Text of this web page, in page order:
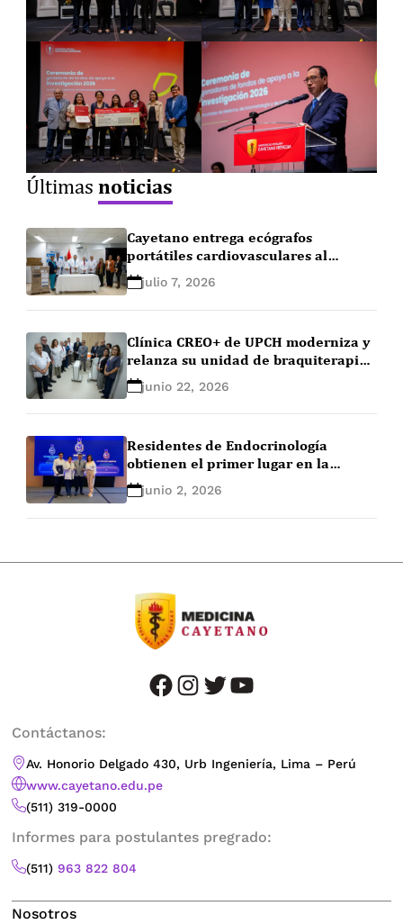
Últimasnoticias
Cayetano entrega ecógrafos
portátiles cardiovasculares al
Instituto Nacional Cardiovascular
para fortalecer la atención
asistencial
julio 7, 2026
Clínica CREO+ de UPCH moderniza y
relanza su unidad de braquiterapia
como único centro de
radiooncología de Lima Norte
junio 22, 2026
Residentes de Endocrinología
obtienen el primer lugar en la
EndoLeague 2026
junio 2, 2026
facebook instagram twitter youtube
Contáctanos:
Av. Honorio Delgado 430, Urb Ingeniería, Lima – Perú
www.cayetano.edu.pe
(511) 319-0000
Informes para postulantes pregrado:
(511) 963 822 804
Nosotros